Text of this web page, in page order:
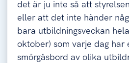
det är ju inte så att
eller att det inte händer
bara utbildningsveckan
oktober) som varje dag har
smörgåsbord av olika